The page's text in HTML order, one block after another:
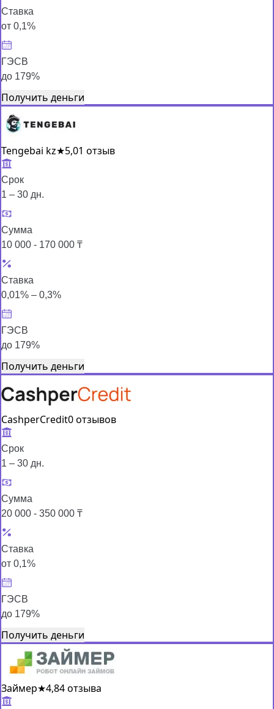
Ставка
от 0,1%
ГЭСВ
до 179%
Получить деньги
Tengebai kz★5,01 отзыв
Срок
1 – 30 дн.
Сумма
10 000 - 170 000 ₸
Ставка
0,01% – 0,3%
ГЭСВ
до 179%
Получить деньги
CashperCredit0 отзывов
Срок
1 – 30 дн.
Сумма
20 000 - 350 000 ₸
Ставка
от 0,1%
ГЭСВ
до 179%
Получить деньги
Займер★4,84 отзыва